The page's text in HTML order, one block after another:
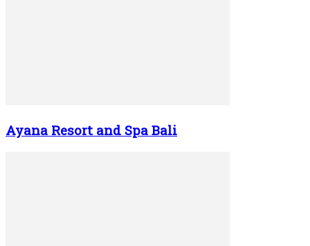
Ayana Resort and Spa Bali